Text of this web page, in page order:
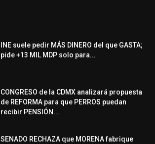
INE suele pedir MÁS DINERO del que GASTA;
pide +13 MIL MDP solo para...
CONGRESO de la CDMX analizará propuesta
de REFORMA para que PERROS puedan
recibir PENSIÓN...
SENADO RECHAZA que MORENA fabrique